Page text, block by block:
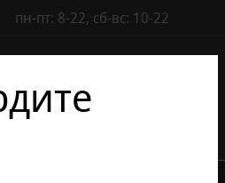
пн-пт: 8-22, сб-вс: 10-22